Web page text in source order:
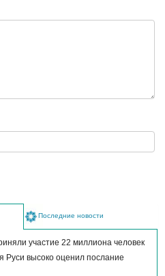
Последние новости
участие 22 миллиона человек
Руси высоко оценил послание